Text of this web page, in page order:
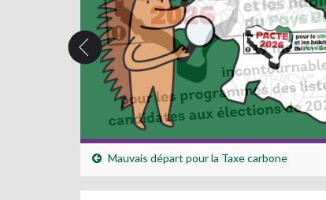
Mauvais départ pour la Taxe carbone